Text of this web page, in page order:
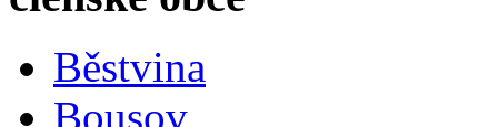
Běstvina
Bousov